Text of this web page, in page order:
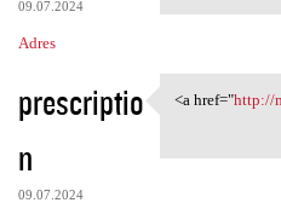
09.07.2024
Adres
prescriptio
n
09.07.2024
<a
<a href="http://